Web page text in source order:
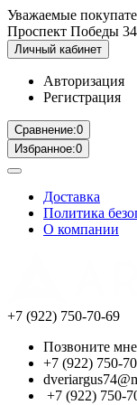
Уважаемые
Проспект Победы
Личный кабинет
Авторизация
Регистрация
Сравнение:0
Избранное:0
Доставка
Политика
О компании
+7 (922) 750-70-69
Позвоните
+7 (922) 750-
+7 (922) 750-